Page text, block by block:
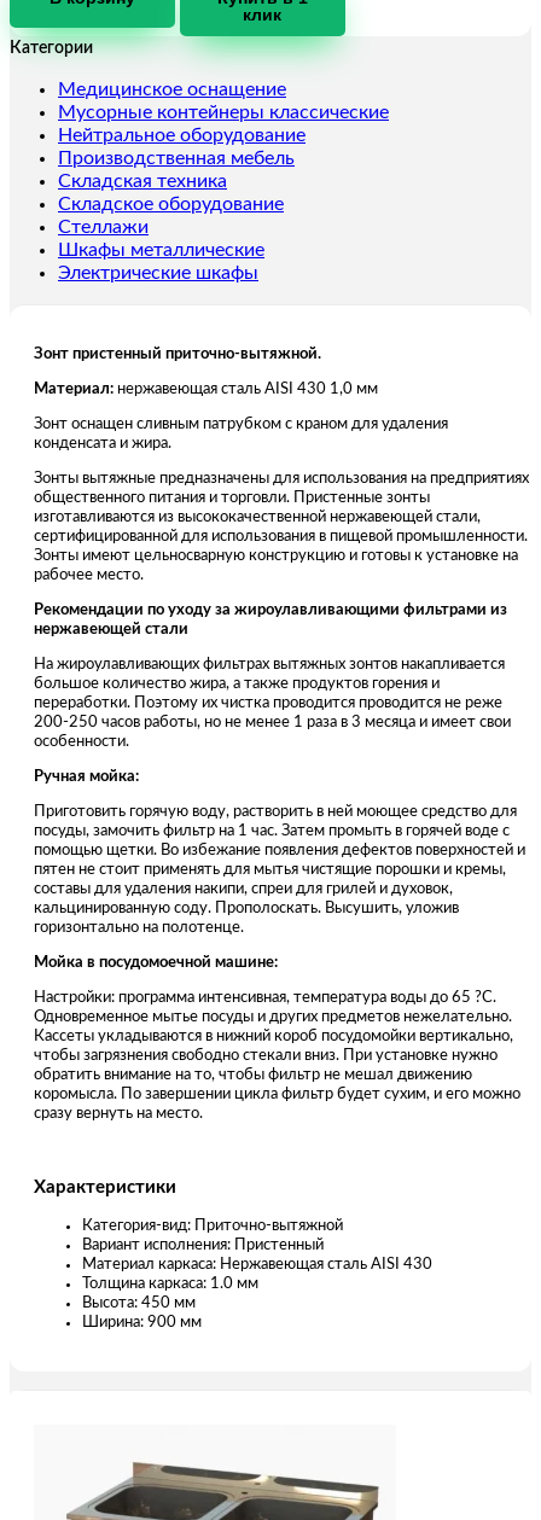
приточно-
длина
1300
мм
клик
Категории
Медицинское оснащение
Мусорные контейнеры классические
Нейтральное оборудование
Производственная мебель
Складская техника
Складское оборудование
Стеллажи
Шкафы металлические
Электрические шкафы
Зонт пристенный приточно-вытяжной.
Материал: нержавеющая сталь AISI 430 1,0 мм
Зонт оснащен сливным патрубком с краном для удаления
конденсата и жира.
Зонты вытяжные предназначены для использования на предприятиях
общественного питания и торговли. Пристенные зонты
изготавливаются из высококачественной нержавеющей стали,
сертифицированной для использования в пищевой промышленности.
Зонты имеют цельносварную конструкцию и готовы к установке на
рабочее место.
Рекомендации по уходу за жироулавливающими фильтрами из
нержавеющей стали
На жироулавливающих фильтрах вытяжных зонтов накапливается
большое количество жира, а также продуктов горения и
переработки. Поэтому их чистка проводится проводится не реже
200-250 часов работы, но не менее 1 раза в 3 месяца и имеет свои
особенности.
Ручная мойка:
Приготовить горячую воду, растворить в ней моющее средство для
посуды, замочить фильтр на 1 час. Затем промыть в горячей воде с
помощью щетки. Во избежание появления дефектов поверхностей и
пятен не стоит применять для мытья чистящие порошки и кремы,
составы для удаления накипи, спреи для грилей и духовок,
кальцинированную соду. Прополоскать. Высушить, уложив
горизонтально на полотенце.
Мойка в посудомоечной машине:
Настройки: программа интенсивная, температура воды до 65 ?С.
Одновременное мытье посуды и других предметов нежелательно.
Кассеты укладываются в нижний короб посудомойки вертикально,
чтобы загрязнения свободно стекали вниз. При установке нужно
обратить внимание на то, чтобы фильтр не мешал движению
коромысла. По завершении цикла фильтр будет сухим, и его можно
сразу вернуть на место.
Характеристики
Категория-вид: Приточно-вытяжной
Вариант исполнения: Пристенный
Материал каркаса: Нержавеющая сталь AISI 430
Толщина каркаса: 1.0 мм
Высота: 450 мм
Ширина: 900 мм